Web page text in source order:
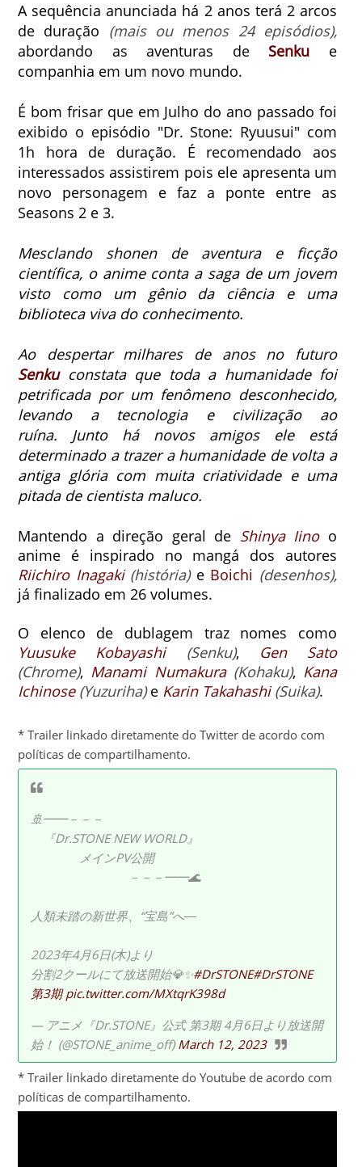
A sequência anunciada há 2 anos terá 2 arcos
de duração (mais ou menos 24 episódios),
abordando as aventuras de Senku e
companhia em um novo mundo.
É bom frisar que em Julho do ano passado foi
exibido o episódio "Dr. Stone: Ryuusui" com
1h hora de duração. É recomendado aos
interessados assistirem pois ele apresenta um
novo personagem e faz a ponte entre as
Seasons 2 e 3.
Mesclando shonen de aventura e ficção
científica, o anime conta a saga de um jovem
visto como um gênio da ciência e uma
biblioteca viva do conhecimento.
Ao despertar milhares de anos no futuro
Senkuconstata que toda a humanidade foi
petrificada por um fenômeno desconhecido,
levando a tecnologia e civilização ao
ruína. Junto há novos amigos ele está
determinado a trazer a humanidade de volta a
antiga glória com muita criatividade e uma
pitada de cientista maluco.
Mantendo a direção geral de Shinya Iinoo
anime é inspirado no mangá dos autores
Riichiro Inagaki (história)e Boichi (desenhos),
já finalizado em 26 volumes.
O elenco de dublagem traz nomes como
Yuusuke Kobayashi
(Senku), Gen Sato
(Chrome), Manami Numakura (Kohaku), Kana
Ichinose (Yuzuriha)e Karin Takahashi (Suika).
* Trailer linkado diretamente do Twitter de acordo com
políticas de compartilhamento.
🚢━━－－－
『Dr.STONE NEW WORLD』
メインPV公開
－－－━━🌊
人類未踏の新世界、“宝島”へ―
2023年4月6日(木)より
分割2クールにて放送開始💎✨#DrSTONE#DrSTONE
第3期 pic.twitter.com/MXtqrK398d
— アニメ『Dr.STONE』公式 第3期 4月6日より放送開
始！ (@STONE_anime_off)March 12, 2023
* Trailer linkado diretamente do Youtube de acordo com
políticas de compartilhamento.